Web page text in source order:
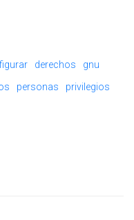
derechos
gnu
personas
privilegios